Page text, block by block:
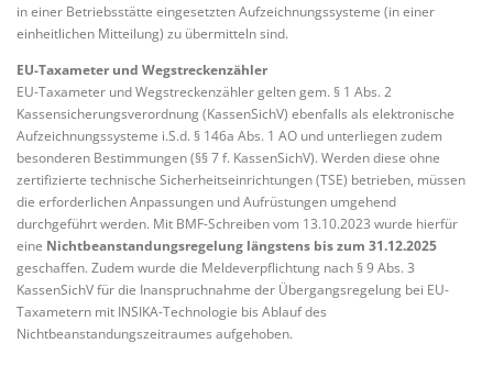
in einer Betriebsstätte eingesetzten Aufzeichnungssysteme (in einer
einheitlichen Mitteilung) zu übermitteln sind.
EU-Taxameter und Wegstreckenzähler
EU-Taxameter und Wegstreckenzähler gelten gem. § 1 Abs. 2
Kassensicherungsverordnung (KassenSichV) ebenfalls als elektronische
Aufzeichnungssysteme i.S.d. § 146a Abs. 1 AO und unterliegen zudem
besonderen Bestimmungen (§§ 7 f. KassenSichV). Werden diese ohne
zertifizierte technische Sicherheitseinrichtungen (TSE) betrieben, müssen
die erforderlichen Anpassungen und Aufrüstungen umgehend
durchgeführt werden. Mit BMF-Schreiben vom 13.10.2023 wurde hierfür
eine Nichtbeanstandungsregelung längstens bis zum 31.12.2025
geschaffen. Zudem wurde die Meldeverpflichtung nach § 9 Abs. 3
KassenSichV für die Inanspruchnahme der Übergangsregelung bei EU-
Taxametern mit INSIKA-Technologie bis Ablauf des
Nichtbeanstandungszeitraumes aufgehoben.